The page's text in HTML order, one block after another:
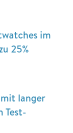
im
25%
langer
Test-